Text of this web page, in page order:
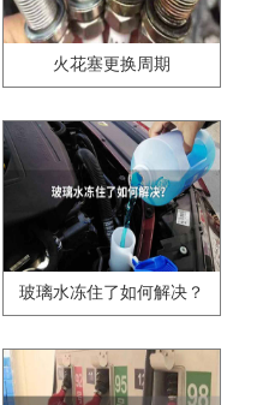
火花塞更换周期
玻璃水冻住了如何解决？